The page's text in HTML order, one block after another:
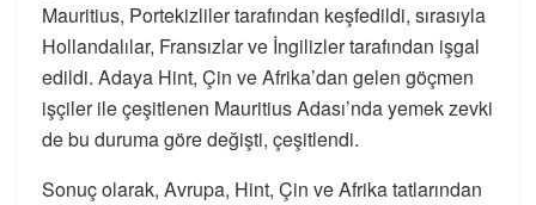
Mauritius, Portekizliler tarafından keşfedildi, sırasıyla
Hollandalılar, Fransızlar ve İngilizler tarafından işgal
edildi. Adaya Hint, Çin ve Afrika’dan gelen göçmen
işçiler ile çeşitlenen Mauritius Adası’nda yemek zevki
de bu duruma göre değişti, çeşitlendi.
Sonuç olarak, Avrupa, Hint, Çin ve Afrika tatlarından